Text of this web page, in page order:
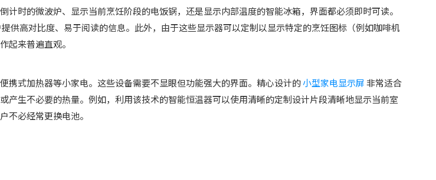
时的微波炉、显示当前烹饪阶段的电饭锅，还是显示内部温度的智能冰箱，界面都必须即时可读。
供高对比度、易于阅读的信息。此外，由于这些显示器可以定制以显示特定的烹饪图标（例如咖啡机
起来普遍直观。
式加热器等小家电。这些设备需要不显眼但功能强大的界面。精心设计的小型家电显示屏非常适合
生不必要的热量。例如，利用该技术的智能恒温器可以使用清晰的定制设计片段清晰地显示当前室
不必经常更换电池。